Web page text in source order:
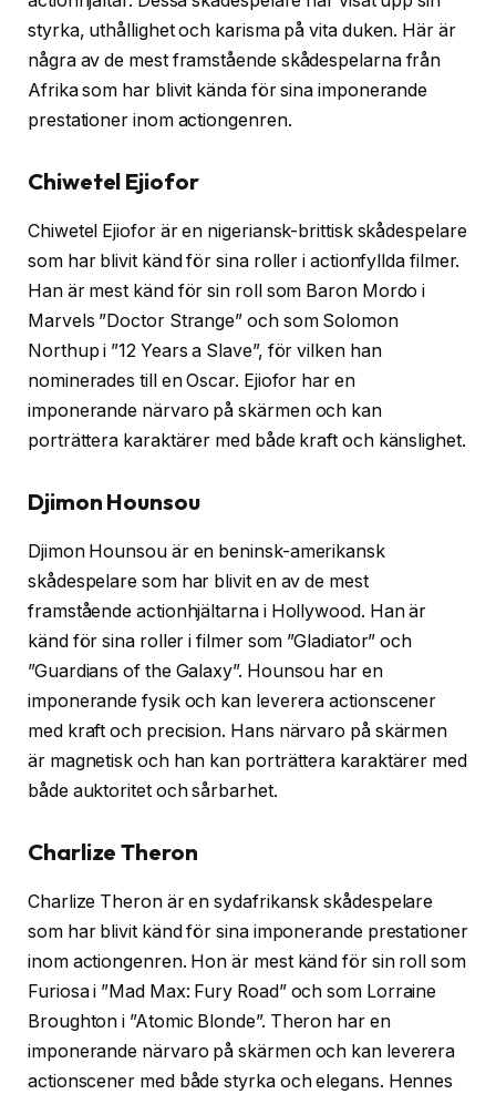
styrka, uthållighet och karisma på vita duken. Här är
några av de mest framstående skådespelarna från
Afrika som har blivit kända för sina imponerande
prestationer inom actiongenren.
Chiwetel Ejiofor
Chiwetel Ejiofor är en nigeriansk-brittisk skådespelare
som har blivit känd för sina roller i actionfyllda filmer.
Han är mest känd för sin roll som Baron Mordo i
Marvels ”Doctor Strange” och som Solomon
Northup i ”12 Years a Slave”, för vilken han
nominerades till en Oscar. Ejiofor har en
imponerande närvaro på skärmen och kan
porträttera karaktärer med både kraft och känslighet.
Djimon Hounsou
Djimon Hounsou är en beninsk-amerikansk
skådespelare som har blivit en av de mest
framstående actionhjältarna i Hollywood. Han är
känd för sina roller i filmer som ”Gladiator” och
”Guardians of the Galaxy”. Hounsou har en
imponerande fysik och kan leverera actionscener
med kraft och precision. Hans närvaro på skärmen
är magnetisk och han kan porträttera karaktärer med
både auktoritet och sårbarhet.
Charlize Theron
Charlize Theron är en sydafrikansk skådespelare
som har blivit känd för sina imponerande prestationer
inom actiongenren. Hon är mest känd för sin roll som
Furiosa i ”Mad Max: Fury Road” och som Lorraine
Broughton i ”Atomic Blonde”. Theron har en
imponerande närvaro på skärmen och kan leverera
actionscener med både styrka och elegans. Hennes